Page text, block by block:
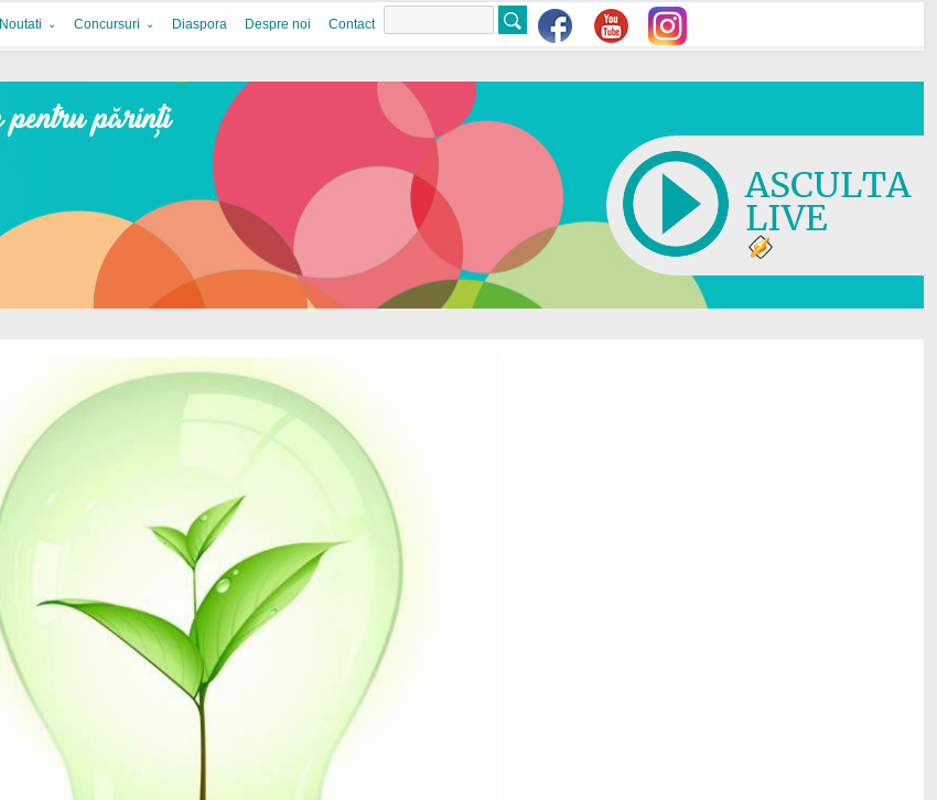
Noutati Concursuri Diaspora Despre noi Contact
ASCULTA
LIVE